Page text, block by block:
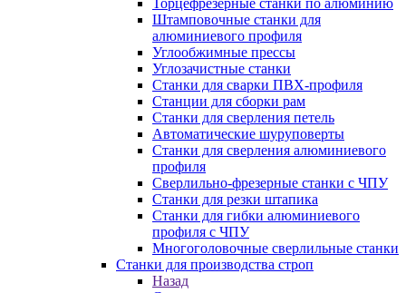
Торцефрезерные станки по алюминию
Штамповочные станки для
алюминиевого профиля
Углообжимные прессы
Углозачистные станки
Станки для сварки ПВХ-профиля
Станции для сборки рам
Станки для сверления петель
Автоматические шуруповерты
Станки для сверления алюминиевого
профиля
Сверлильно-фрезерные станки с ЧПУ
Станки для резки штапика
Станки для гибки алюминиевого
профиля с ЧПУ
Многоголовочные сверлильные станки
Станки для производства строп
Назад